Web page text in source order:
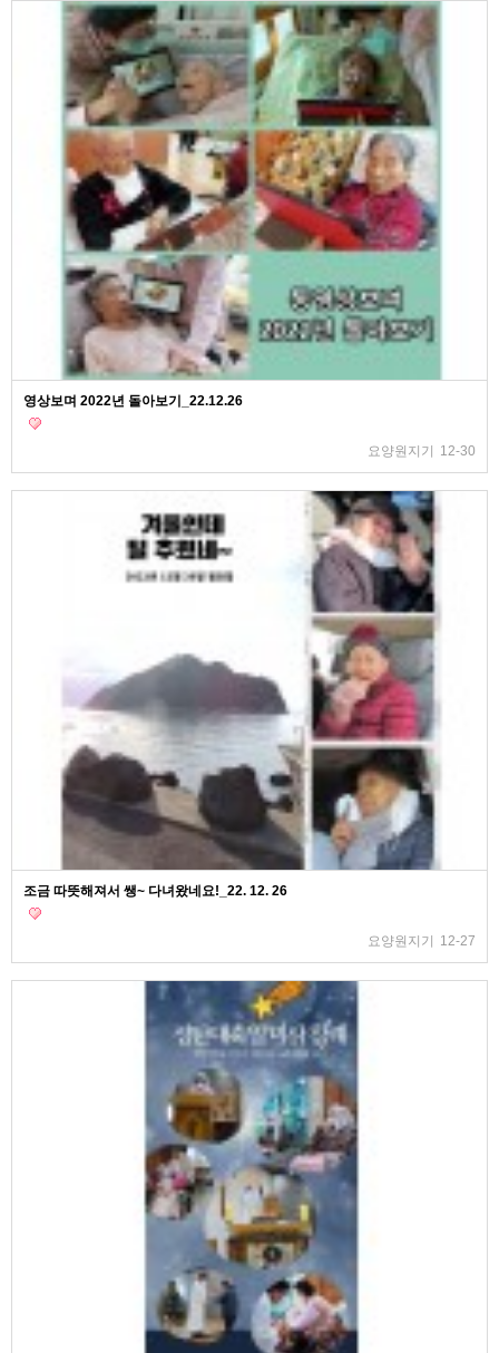
영상보며 2022년 돌아보기_22.12.26
요양원지기 12-30
조금 따뜻해져서 쌩~ 다녀왔네요!_22. 12. 26
요양원지기 12-27